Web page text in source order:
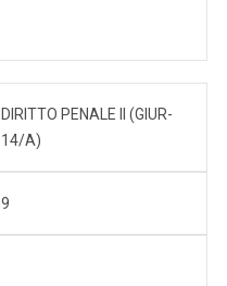
DIRITTO PENALE II (GIUR-
14/A)
9